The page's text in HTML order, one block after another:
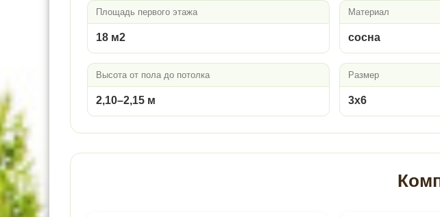
Площадь первого этажа
18 м2
Материал
сосна
Высота от пола до потолка
2,10–2,15 м
Размер
3х6